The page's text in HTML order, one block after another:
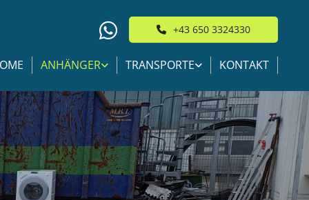
+43 650 3324330
ANHÄNGER TRANSPORTE KONTAKT